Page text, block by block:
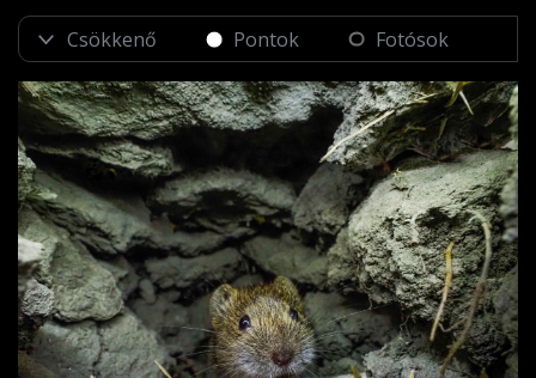
Pontok Fotósok